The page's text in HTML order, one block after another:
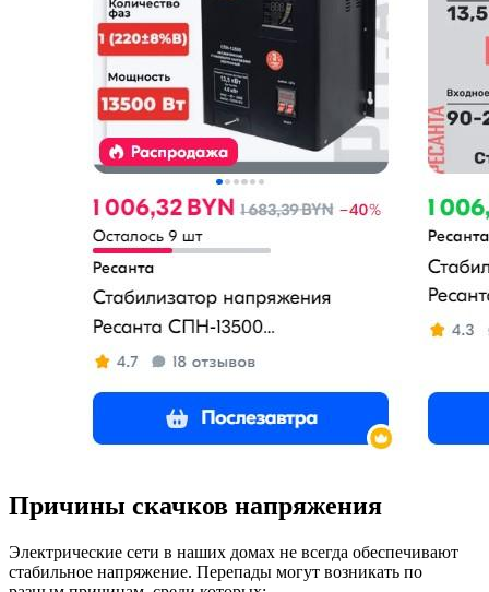
Причины скачков напряжения
Электрические сети в наших домах не всегда обеспечивают
стабильное напряжение. Перепады могут возникать по